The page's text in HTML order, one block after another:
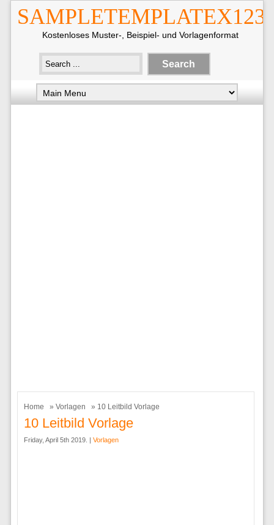
Kostenloses Muster-, Beispiel- und Vorlagenformat
Home » Vorlagen » 10 Leitbild Vorlage
10 Leitbild Vorlage
Friday, April 5th 2019. | Vorlagen